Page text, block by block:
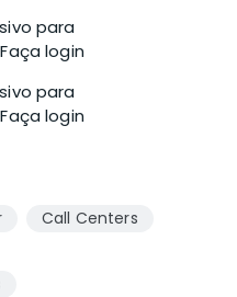
para
login
para
login
Call Centers